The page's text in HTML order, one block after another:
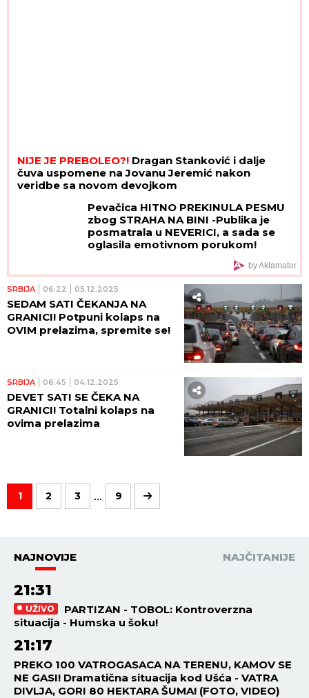
NIJE JE PREBOLEO?! Dragan Stanković i dalje
čuva uspomene na Jovanu Jeremić nakon
veridbe sa novom devojkom
Pevačica HITNO PREKINULA PESMU
zbog STRAHA NA BINI -Publika je
posmatrala u NEVERICI, a sada se
oglasila emotivnom porukom!
by Aklamator
SRBIJA 06:22 05.12.2025
SEDAM SATI ČEKANJA NA
GRANICI! Potpuni kolaps na
OVIM prelazima, spremite se!
SRBIJA 06:45 04.12.2025
DEVET SATI SE ČEKA NA
GRANICI! Totalni kolaps na
ovima prelazima
1 2 3 ... 9
NAJNOVIJE NAJČITANIJE
21:31
UŽIVO
PARTIZAN - TOBOL: Kontroverzna
situacija - Humska u šoku!
21:17
PREKO 100 VATROGASACA NA TERENU, KAMOV SE
NE GASI! Dramatična situacija kod Ušća - VATRA
DIVLJA, GORI 80 HEKTARA ŠUMA! (FOTO, VIDEO)